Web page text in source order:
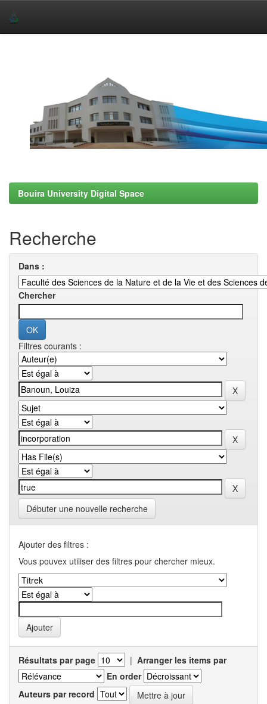
Bouira University Digital Space
Recherche
Dans :
Chercher
Filtres courants :
Débuter une nouvelle recherche
Ajouter des filtres :
Vous pouvex utiliser des filtres pour chercher mieux.
Résultats par page | Arranger les items par
En order
Auteurs par record